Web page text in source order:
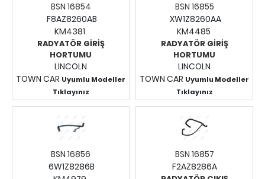
BSN 16854
F8AZ8260AB
KM4381
RADYATÖR GİRİŞ
HORTUMU
LINCOLN
TOWN CAR Uyumlu Modeller
Tıklayınız
Fiyatları Görmek İçin
Giriş Yapınız.
BSN 16855
XW1Z8260AA
KM4485
RADYATÖR GİRİŞ
HORTUMU
LINCOLN
TOWN CAR Uyumlu Modeller
Tıklayınız
Fiyatları Görmek İçin
Giriş Yapınız.
BSN 16856
6W1Z8286B
BSN 16857
F2AZ8286A